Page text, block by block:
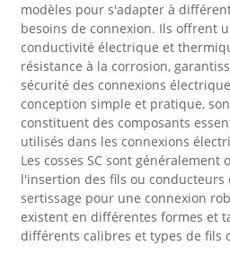
modèles pour s'adapter à
besoins de connexion. Ils offrent
conductivité électrique et
résistance à la corrosion,
sécurité des connexions
conception simple et pratique,
constituent des composants
utilisés dans les connexions
Les cosses SC sont généralement
l'insertion des fils ou
sertissage pour une connexion
existent en différentes formes et
différents calibres et types de fils